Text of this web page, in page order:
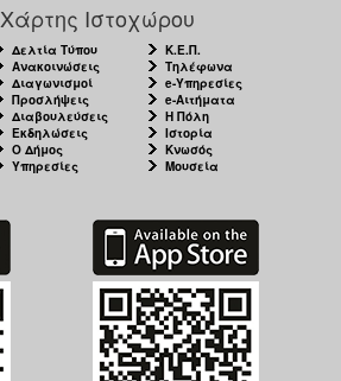
Χάρτης Ιστοχώρου
Δελτία Τύπου
Ανακοινώσεις
Διαγωνισμοί
Προσλήψεις
Διαβουλεύσεις
Εκδηλώσεις
Ο Δήμος
Υπηρεσίες
Κ.Ε.Π.
Τηλέφωνα
e-Υπηρεσίες
e-Αιτήματα
Η Πόλη
Ιστορία
Κνωσός
Μουσεία